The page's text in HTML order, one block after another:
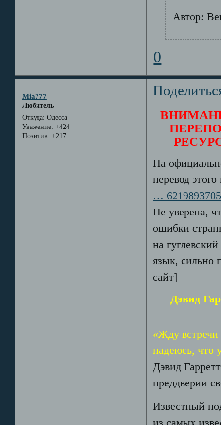
Автор:
0
Mia777
Любитель
Откуда: Одесса
Уважение: +424
Позитив: +217
На
перевод
… 6219893705
Не уверена,
ошибки
на
язык, сильно
сайт]
Дэвид
«Жду
надеюсь, что
Дэвид
преддверии
Известный
из самых